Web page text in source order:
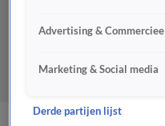
Advertising & Commercieel
Marketing & Social media
Derde partijen lijst